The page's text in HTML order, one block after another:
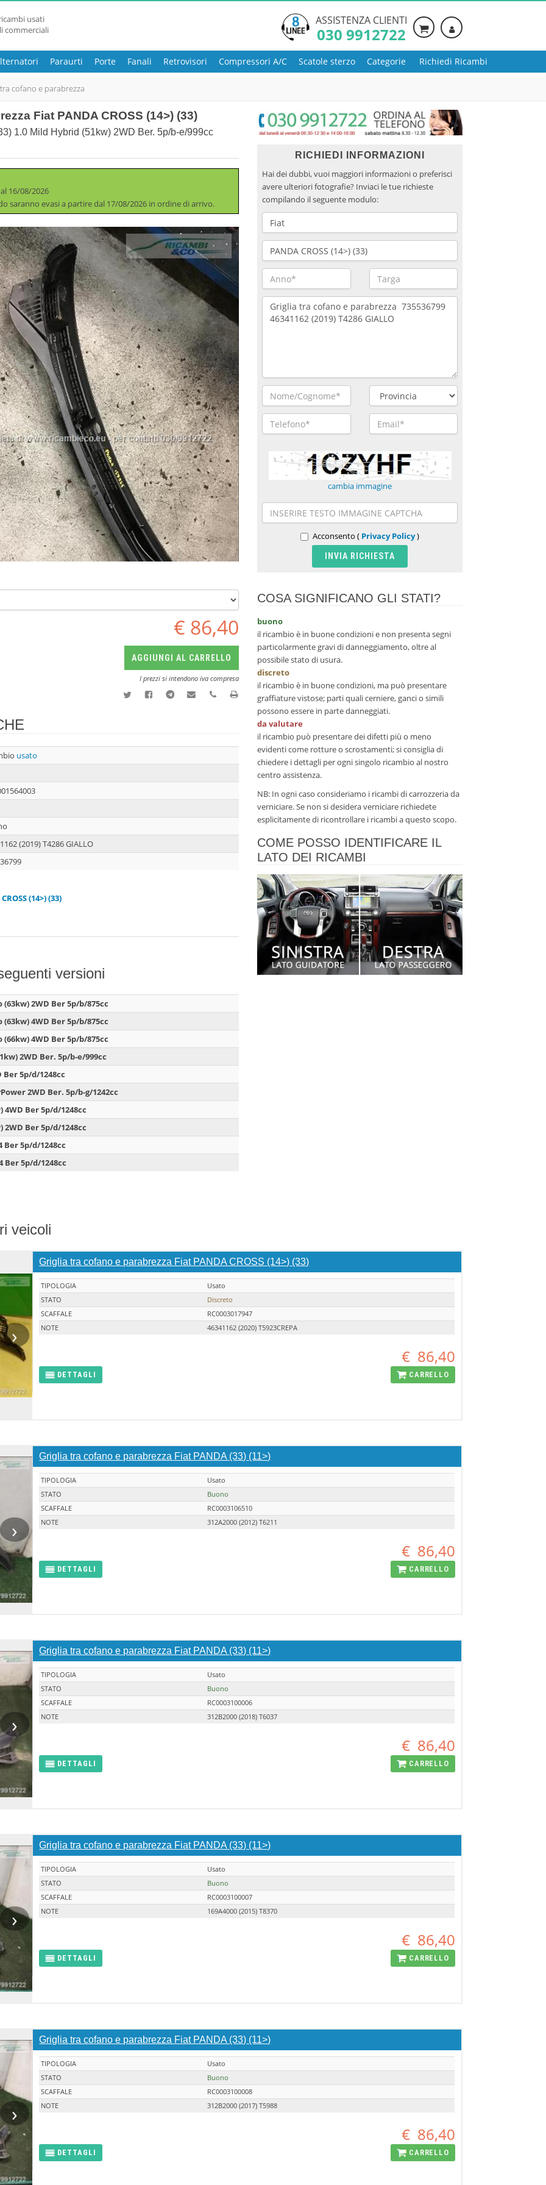
usati
commerciali
ASSISTENZA CLIENTI
030 9912722
Paraurti Porte Fanali Retrovisori Compressori A/C Scatole sterzo Categorie Richiedi Ricambi
cofano e parabrezza
Fiat PANDA CROSS (14>) (33)
1.0 Mild Hybrid (51kw) 2WD Ber. 5p/b-e/999cc
16/08/2026
saranno evasi a partire dal 17/08/2026 in ordine di arrivo.
€ 86,40
AGGIUNGI AL CARRELLO
I prezzi si intendono iva compresa
usato
(2019) T4286 GIALLO
(14>) (33)
versioni
(63kw) 2WD Ber 5p/b/875cc
(63kw) 4WD Ber 5p/b/875cc
(66kw) 4WD Ber 5p/b/875cc
2WD Ber. 5p/b-e/999cc
Ber 5p/d/1248cc
2WD Ber. 5p/b-g/1242cc
4WD Ber 5p/d/1248cc
2WD Ber 5p/d/1248cc
Ber 5p/d/1248cc
Ber 5p/d/1248cc
RICHIEDI INFORMAZIONI
Hai dei dubbi, vuoi maggiori informazioni o preferisci
avere ulteriori fotografie? Inviaci le tue richieste
compilando il seguente modulo:
cambia immagine
Acconsento ( Privacy Policy)
COSA SIGNIFICANO GLI STATI?
buono
il ricambio è in buone condizioni e non presenta segni
particolarmente gravi di danneggiamento, oltre al
possibile stato di usura.
discreto
il ricambio è in buone condizioni, ma può presentare
graffiature vistose; parti quali cerniere, ganci o simili
possono essere in parte danneggiati.
da valutare
il ricambio può presentare dei difetti più o meno
evidenti come rotture o scrostamenti; si consiglia di
chiedere i dettagli per ogni singolo ricambio al nostro
centro assistenza.
NB: In ogni caso consideriamo i ricambi di carrozzeria da
verniciare. Se non si desidera verniciare richiedete
esplicitamente di ricontrollare i ricambi a questo scopo.
COME POSSO IDENTIFICARE IL
LATO DEI RICAMBI
veicoli
›
Griglia tra cofano e parabrezza Fiat PANDA CROSS (14>) (33)
TIPOLOGIA
Usato
STATO
Discreto
SCAFFALE
RC0003017947
NOTE
46341162 (2020) T5923CREPA
€ 86,40
DETTAGLI CARRELLO
›
Griglia tra cofano e parabrezza Fiat PANDA (33) (11>)
TIPOLOGIA
Usato
STATO
Buono
SCAFFALE
RC0003106510
NOTE
312A2000 (2012) T6211
€ 86,40
DETTAGLI CARRELLO
›
Griglia tra cofano e parabrezza Fiat PANDA (33) (11>)
TIPOLOGIA
Usato
STATO
Buono
SCAFFALE
RC0003100006
NOTE
312B2000 (2018) T6037
€ 86,40
DETTAGLI CARRELLO
›
Griglia tra cofano e parabrezza Fiat PANDA (33) (11>)
TIPOLOGIA
Usato
STATO
Buono
SCAFFALE
RC0003100007
NOTE
169A4000 (2015) T8370
€ 86,40
DETTAGLI CARRELLO
›
Griglia tra cofano e parabrezza Fiat PANDA (33) (11>)
TIPOLOGIA
Usato
STATO
Buono
SCAFFALE
RC0003100008
NOTE
312B2000 (2017) T5988
€ 86,40
DETTAGLI CARRELLO